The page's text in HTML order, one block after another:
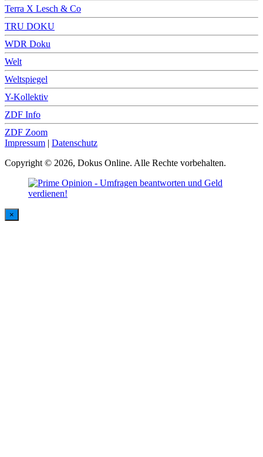
Terra X Lesch & Co
TRU DOKU
WDR Doku
Welt
Weltspiegel
Y-Kollektiv
ZDF Info
ZDF Zoom
Impressum | Datenschutz
Copyright © 2026, Dokus Online. Alle Rechte vorbehalten.
×